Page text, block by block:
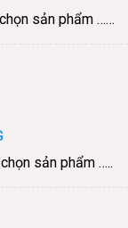
sản phẩm ……
sản phẩm …..